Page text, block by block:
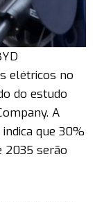
elétricos no
do estudo
A
que 30%
2035 serão